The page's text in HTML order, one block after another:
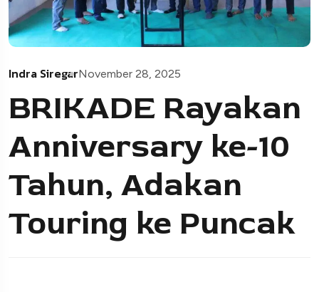
Indra SiregarNovember 28, 2025
BRIKADE Rayakan
Anniversary ke-10
Tahun, Adakan
Touring ke Puncak